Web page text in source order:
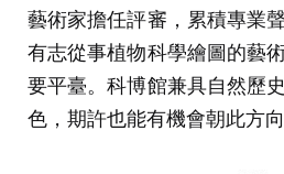
藝術家擔任評審，累積專業
有志從事植物科學繪圖的藝
要平臺。科博館兼具自然歷
色，期許也能有機會朝此方向